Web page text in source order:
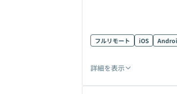
フルリモート iOS
詳細を表示